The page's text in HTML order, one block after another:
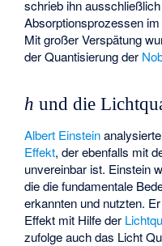
schrieb ihn
Absorptionsprozessen
Mit großer Verspätung
der Quantisierung der
h und die
Albert Einstein
Effekt, der ebenfalls mit
unvereinbar ist. Einstein
die die fundamentale
erkannten und nutzten.
Effekt mit Hilfe der
zufolge auch das Licht